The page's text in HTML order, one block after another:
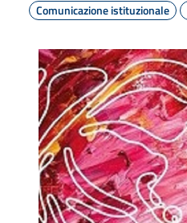
Comunicazione istituzionale